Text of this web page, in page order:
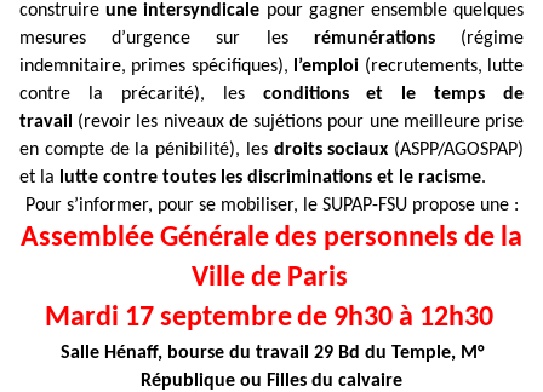
construireune intersyndicale pour gagner ensemble quelques
mesures d’urgence sur les rémunérations(régime
indemnitaire, primes spécifiques),
l’emploi (recrutements, lutte
contre la précarité), les conditions et le
temps de
travail (revoir les niveaux de sujétions pour une meilleure prise
en compte de la pénibilité), les droits sociaux (ASPP/AGOSPAP)
et la lutte contre toutes les discriminations et le racisme.
Pour s’informer, pour se mobiliser, le SUPAP-FSU propose une :
Assemblée Générale des personnels de la
Ville de Paris
Mardi 17 septembrede 9h30 à 12h30
Salle Hénaff, bourse du travail 29 Bd du Temple, M°
République ou Filles du calvaire